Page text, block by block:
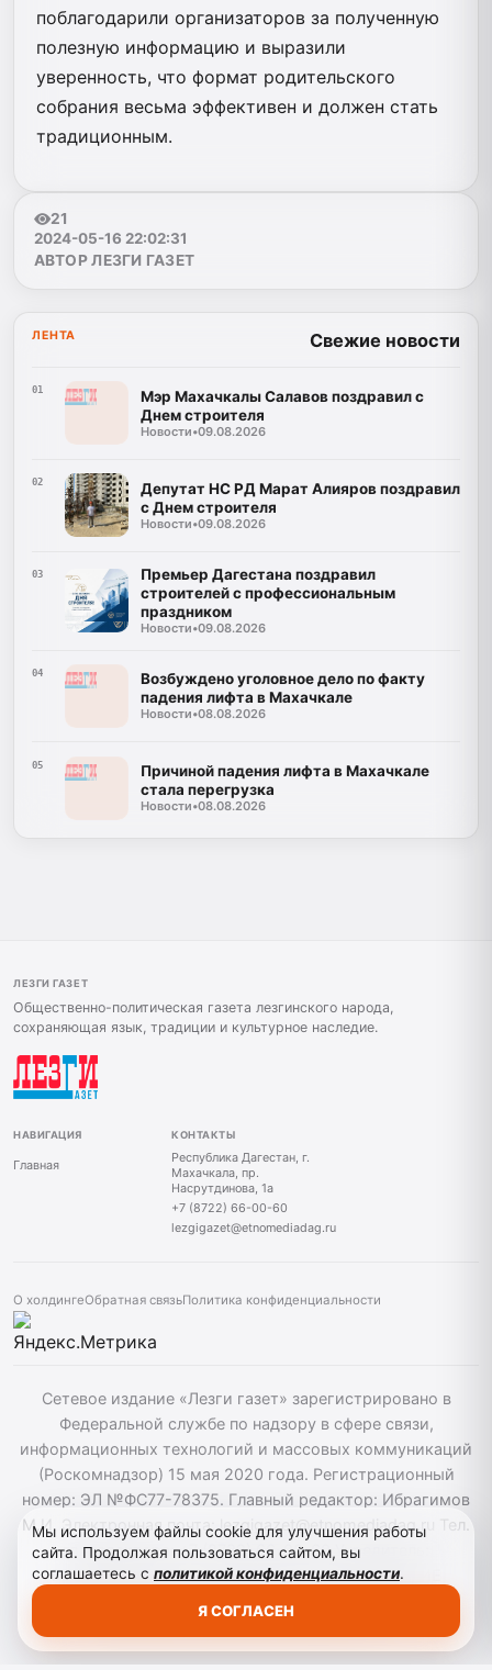
поблагодарили организаторов за полученную
полезную информацию и выразили
уверенность, что формат родительского
собрания весьма эффективен и должен стать
традиционным.
21
2024-05-16 22:02:31
АВТОР ЛЕЗГИ ГАЗЕТ
ЛЕНТА Свежие новости
01
Мэр Махачкалы Салавов поздравил с
Днем строителя
Новости•09.08.2026
02
Депутат НС РД Марат Алияров поздравил
с Днем строителя
Новости•09.08.2026
03
Премьер Дагестана поздравил
строителей с профессиональным
праздником
Новости•09.08.2026
04
Возбуждено уголовное дело по факту
падения лифта в Махачкале
Новости•08.08.2026
05
Причиной падения лифта в Махачкале
стала перегрузка
Новости•08.08.2026
ЛЕЗГИ ГАЗЕТ
Общественно-политическая газета лезгинского народа,
сохраняющая язык, традиции и культурное наследие.
НАВИГАЦИЯ
Главная
КОНТАКТЫ
Республика Дагестан, г.
Махачкала, пр.
Насрутдинова, 1а
+7 (8722) 66-00-60
lezgigazet@etnomediadag.ru
О холдингеОбратная связьПолитика конфиденциальности
Сетевое издание «Лезги газет» зарегистрировано в
Федеральной службе по надзору в сфере связи,
информационных технологий и массовых коммуникаций
(Роскомнадзор) 15 мая 2020 года. Регистрационный
номер: ЭЛ №ФС77-78375. Главный редактор: Ибрагимов
М.И. Электронная почта: lezgigazet@etnomediadag.ru Тел.
гл. редактора: +7 (8722) 66-00-60 Учредитель:
ГОСУДАРСТВЕННОЕ БЮДЖЕТНОЕ УЧРЕЖДЕНИЕ
Мы используем файлы cookie для улучшения работы
сайта. Продолжая пользоваться сайтом, вы
соглашаетесь с политикой конфиденциальности.
Я СОГЛАСЕН